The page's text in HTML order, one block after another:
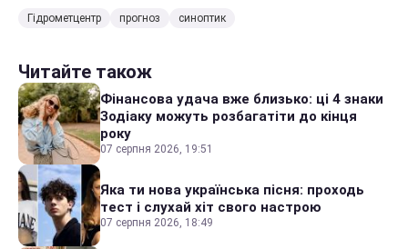
Гідрометцентр прогноз синоптик
Читайте також
Фінансова удача вже близько: ці 4 знаки
Зодіаку можуть розбагатіти до кінця
року
07 серпня 2026, 19:51
Яка ти нова українська пісня: проходь
тест і слухай хіт свого настрою
07 серпня 2026, 18:49